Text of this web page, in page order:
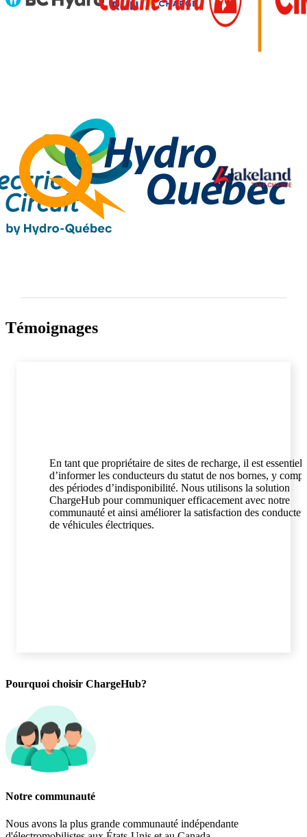
Témoignages
En tant que propriétaire de sites de recharge, il est essentiel
d’informer les conducteurs du statut de nos bornes, y
des périodes d’indisponibilité. Nous utilisons la solution
ChargeHub pour communiquer efficacement avec notre
communauté et ainsi améliorer la satisfaction des
de véhicules électriques.
BC Hydro
Pourquoi choisir ChargeHub?
Notre communauté
Nous avons la plus grande communauté indépendante